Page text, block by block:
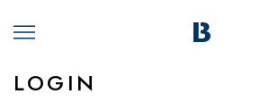
LOGIN